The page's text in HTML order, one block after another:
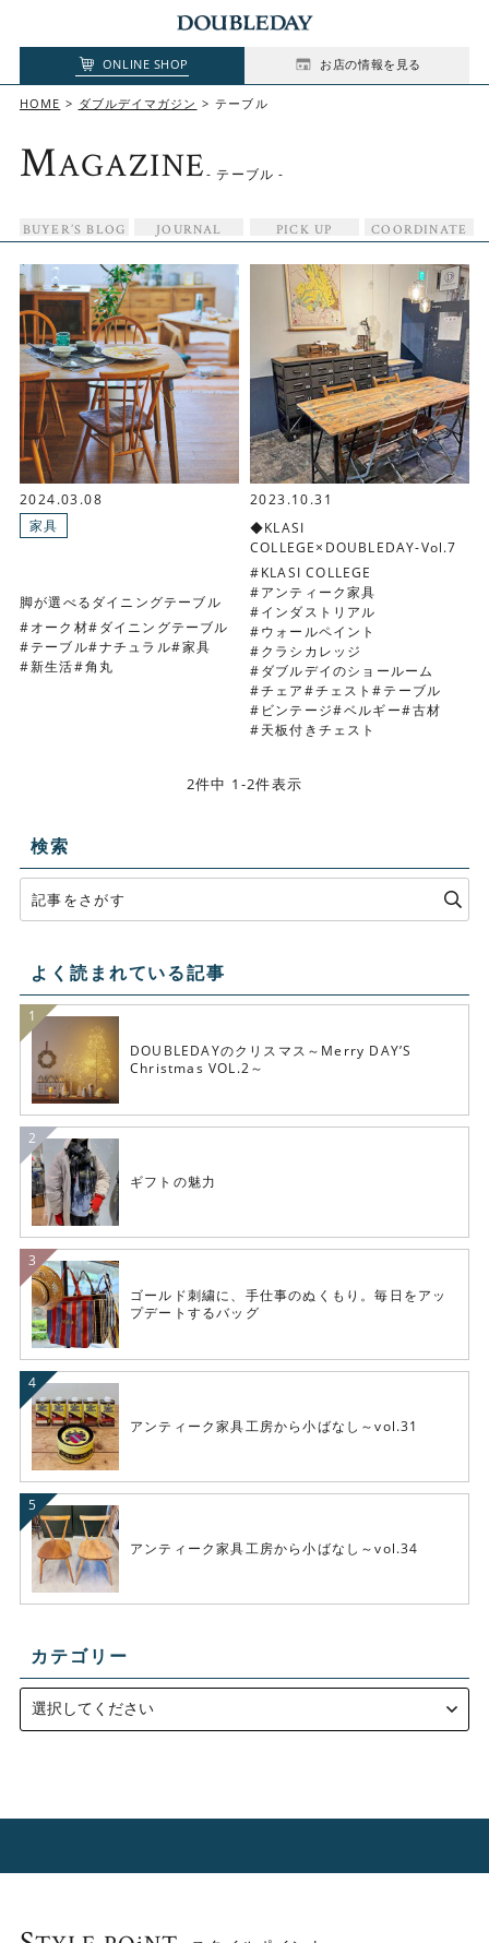
ONLINE SHOP お店の情報を見る
HOME ダブルデイマガジン テーブル
MAGAZINE- テーブル -
BUYER’S BLOG JOURNAL PICK UP COORDINATE
2024.03.08
家具
脚が選べるダイニングテーブル
オーク材
ダイニングテーブル
テーブル
ナチュラル
家具
新生活
角丸
2023.10.31
◆KLASI
COLLEGE×DOUBLEDAY-Vol.7
KLASI COLLEGE
アンティーク家具
インダストリアル
ウォールペイント
クラシカレッジ
ダブルデイのショールーム
チェア
チェスト
テーブル
ビンテージ
ベルギー
古材
天板付きチェスト
2件中 1-2件表示
検索
よく読まれている記事
DOUBLEDAYのクリスマス～Merry DAY’S
Christmas VOL.2～
ギフトの魅力
ゴールド刺繍に、手仕事のぬくもり。毎日をアッ
プデートするバッグ
アンティーク家具工房から小ばなし～vol.31
アンティーク家具工房から小ばなし～vol.34
カテゴリー